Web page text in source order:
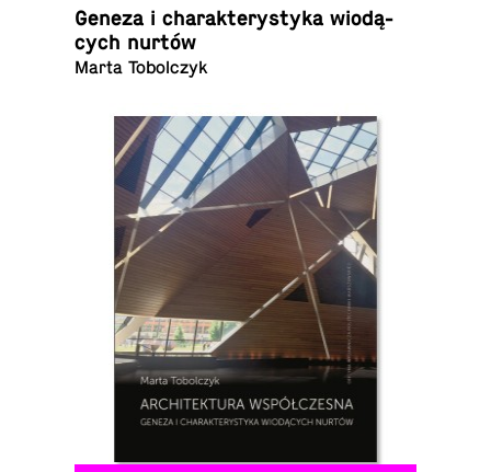
Geneza i cha­rak­te­ry­sty­ka wio­dą­
cych nurtów
Marta Tobolczyk